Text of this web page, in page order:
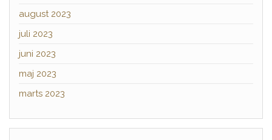
august 2023
juli 2023
juni 2023
maj 2023
marts 2023